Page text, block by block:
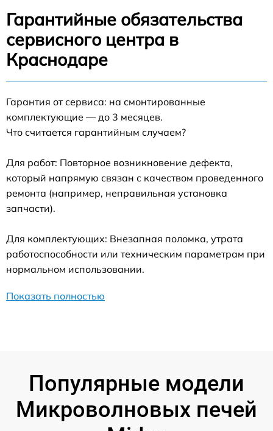
Гарантийные обязательства
сервисного центра в
Краснодаре
Гарантия от сервиса: на смонтированные
комплектующие — до 3 месяцев.
Что считается гарантийным случаем?
Для работ: Повторное возникновение дефекта,
который напрямую связан с качеством проведенного
ремонта (например, неправильная установка
запчасти).
Для комплектующих: Внезапная поломка, утрата
работоспособности или техническим параметрам при
нормальном использовании.
Показать полностью
Популярные модели
Микроволновых печей